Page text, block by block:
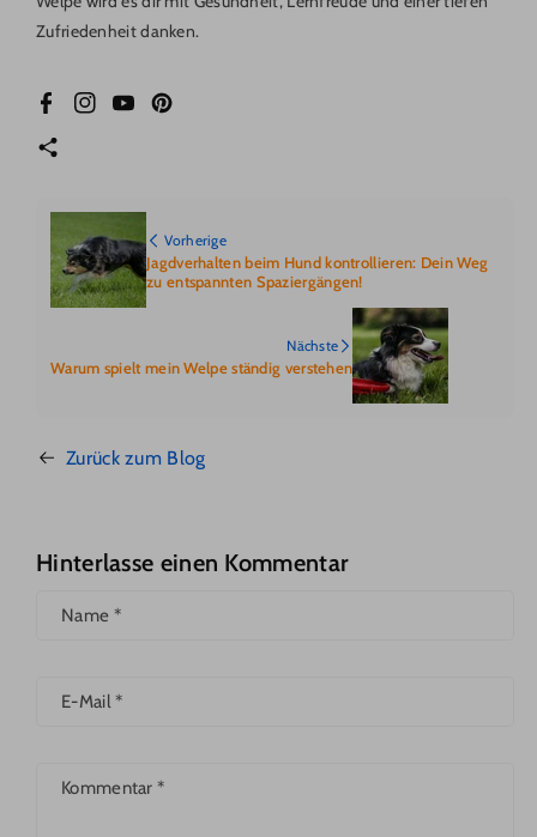
Zufriedenheit danken.
FacebookInstagram
YouTubePinterest
Vorherige
Jagdverhalten beim Hund kontrollieren: Dein Weg
zu entspannten Spaziergängen!
Nächste
Warum spielt mein Welpe ständig verstehen
Zurück zum Blog
Hinterlasse einen Kommentar
Name *
E-Mail*
Kommentar*